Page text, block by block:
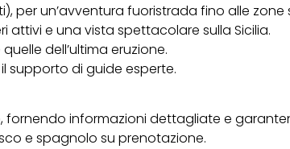
per un’avventura fuoristrada fino alle zone
attivi e una vista spettacolare sulla Sicilia.
dell’ultima eruzione.
supporto di guide esperte.
informazioni dettagliate e
e spagnolo su prenotazione.